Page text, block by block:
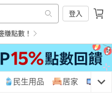
登入
賺點數！
民生用品 居家 3C